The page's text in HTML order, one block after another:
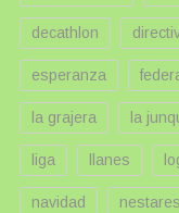
decathlon
esperanza
la grajera la
liga llanes
navidad nestares